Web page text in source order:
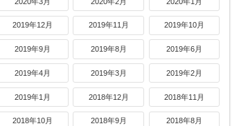
2019年12月 2019年11月 2019年10月
2019年9月 2019年8月 2019年6月
2019年4月 2019年3月 2019年2月
2019年1月 2018年12月 2018年11月
2018年10月 2018年9月 2018年8月